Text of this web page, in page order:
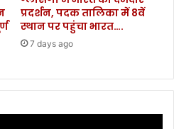
प्रदर्शन, पदक तालिका में 8वें
स्थान पर पहुंचा भारत….
7 days ago